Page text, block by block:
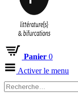
Panier 0
Activer le menu